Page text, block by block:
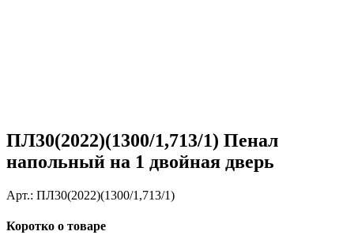
ПЛ30(2022)(1300/1,713/1) Пенал
напольный на 1 двойная дверь
Арт.: ПЛ30(2022)(1300/1,713/1)
Коротко о товаре